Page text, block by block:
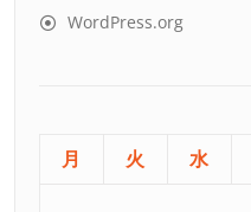
WordPress.org
月 火 水